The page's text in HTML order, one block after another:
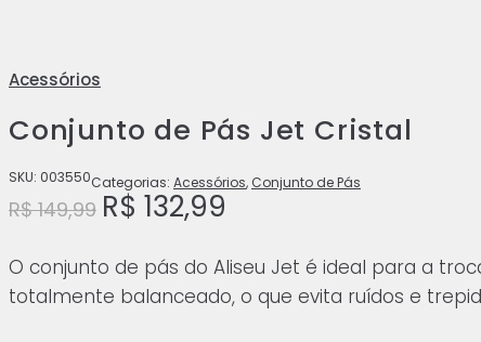
Acessórios
Conjunto de Pás Jet Cristal
SKU: 003550Categorias: Acessórios, Conjunto de Pás
R$149,99 O
preço
era:
R$ 149,99.
R$ 132,99
é:
R$ 132,99.
O conjunto de pás do Aliseu Jet é ideal para a
totalmente balanceado, o que evita ruídos e